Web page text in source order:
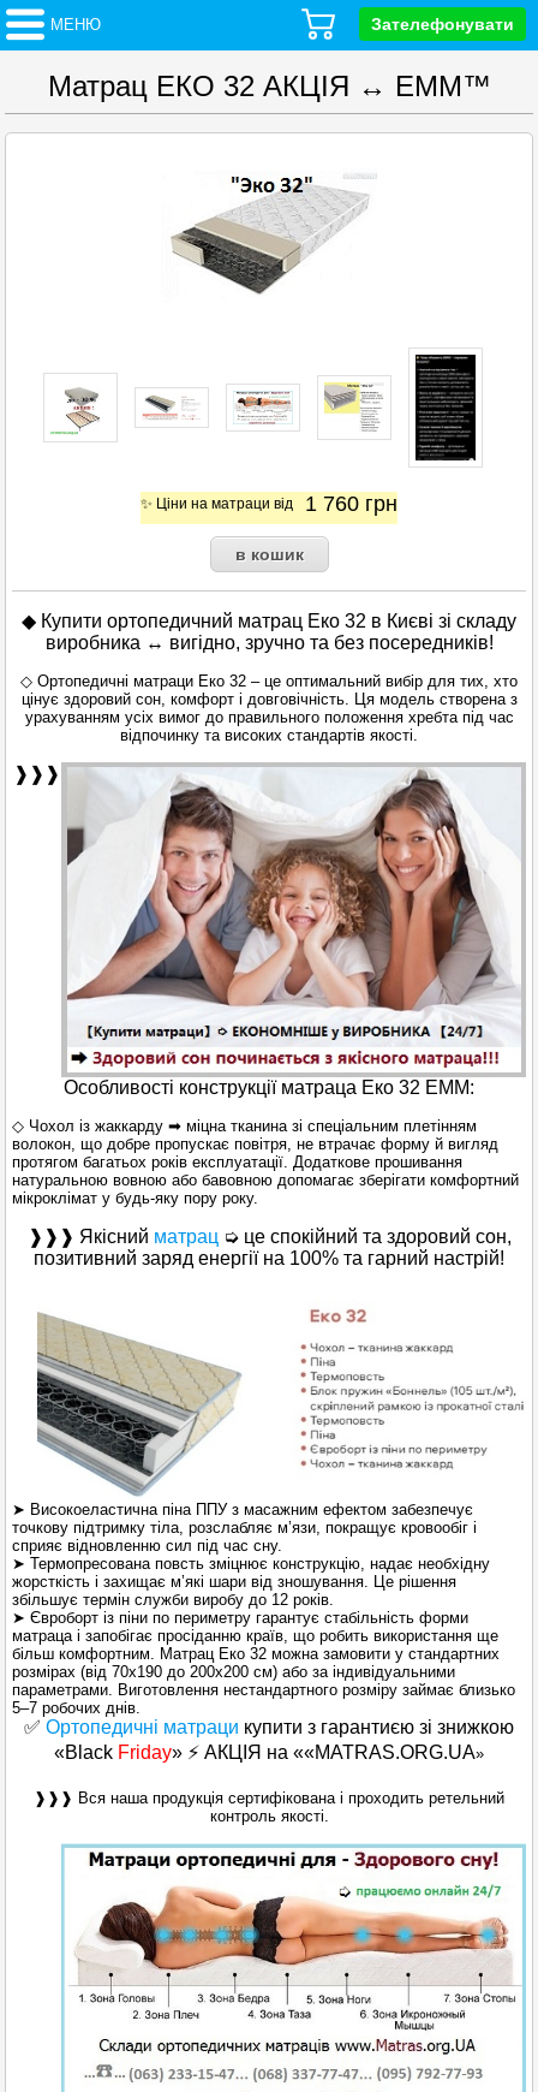
МЕНЮ Зателефонувати
Матрац ЕКО 32 АКЦІЯ ↔ EMM™
✨ Ціни на матраци від 1 760 грн
◆ Купити ортопедичний матрац Еко 32 в Києві зі складу
виробника ↔ вигідно, зручно та без посередників!
◇ Ортопедичні матраци Еко 32 – це оптимальний вибір для тих, хто
цінує здоровий сон, комфорт і довговічність. Ця модель створена з
урахуванням усіх вимог до правильного положення хребта під час
відпочинку та високих стандартів якості.
❱❱❱
Особливості конструкції матраца Еко 32 EMM:
◇ Чохол із жаккарду ➡ міцна тканина зі спеціальним плетінням
волокон, що добре пропускає повітря, не втрачає форму й вигляд
протягом багатьох років експлуатації. Додаткове прошивання
натуральною вовною або бавовною допомагає зберігати комфортний
мікроклімат у будь-яку пору року.
❱❱❱ Якісний матрац ➭ це спокійний та здоровий сон,
позитивний заряд енергії на 100% та гарний настрій!
➤ Високоеластична піна ППУ з масажним ефектом забезпечує
точкову підтримку тіла, розслабляє м’язи, покращує кровообіг і
сприяє відновленню сил під час сну.
➤ Термопресована повсть зміцнює конструкцію, надає необхідну
жорсткість і захищає м’які шари від зношування. Це рішення
збільшує термін служби виробу до 12 років.
➤ Євроборт із піни по периметру гарантує стабільність форми
матраца і запобігає просіданню країв, що робить використання ще
більш комфортним. Матрац Еко 32 можна замовити у стандартних
розмірах (від 70х190 до 200х200 см) або за індивідуальними
параметрами. Виготовлення нестандартного розміру займає близько
5–7 робочих днів.
✅ Ортопедичні матраци купити з гарантиєю зі знижкою
«Black Friday» ⚡ АКЦІЯ на ««MATRAS.ORG.UA»
❱❱❱ Вся наша продукція сертифікована і проходить ретельний
контроль якості.